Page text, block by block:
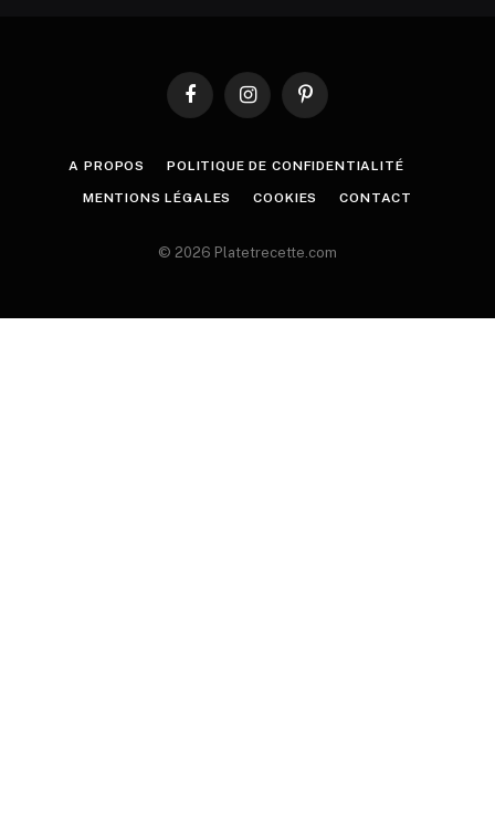
FacebookInstagramPinterest
A PROPOS POLITIQUE DE CONFIDENTIALITÉ
MENTIONS LÉGALES COOKIES CONTACT
© 2026 Platetrecette.com